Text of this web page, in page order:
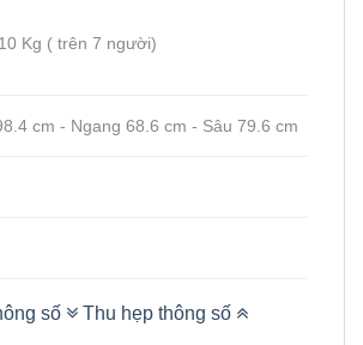
Kg ( trên 7 người)
cm - Ngang 68.6 cm - Sâu 79.6 cm
số Thu hẹp thông số